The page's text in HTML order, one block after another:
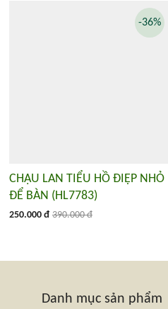
CHẬU LAN TIỂU HỒ ĐIỆP NHỎ
ĐỂ BÀN (HL7783)
250.000 đ 390.000 đ
-36%
Danh mục sản phẩm